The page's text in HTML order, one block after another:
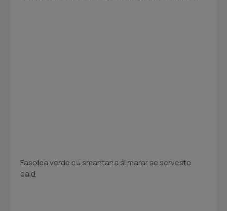
Fasolea verde cu smantana si marar se serveste
cald.